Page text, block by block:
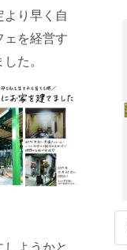
り早く自
を経営す
た。